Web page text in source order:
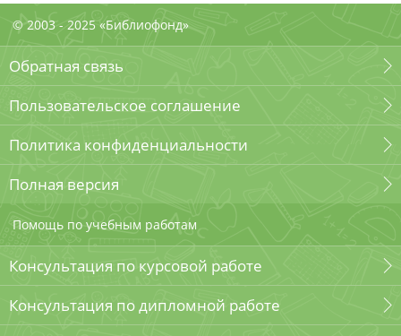
© 2003 - 2025 «Библиофонд»
Обратная связь
Пользовательское соглашение
Политика конфиденциальности
Полная версия
Помощь по учебным работам
Консультация по курсовой работе
Консультация по дипломной работе